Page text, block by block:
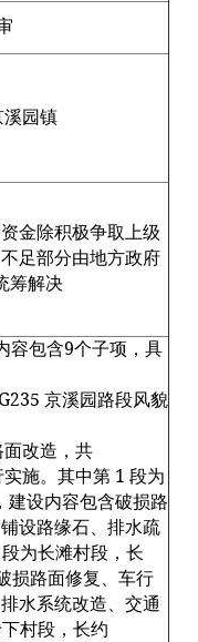
园镇
金除积极争取上级
足部分由地方政府
筹解决
容包含9个子项，具
京溪园路段风貌
改造，共
施。其中第 1 段为
设内容包含破损路
设路缘石、排水疏
为长滩村段，长
损路面修复、车行
水系统改造、交通
村段，长约